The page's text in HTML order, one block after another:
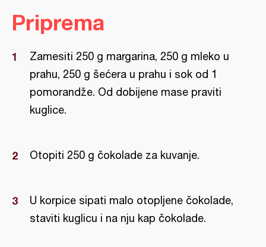
Priprema
Zamesiti 250 g margarina, 250 g mleko u
prahu, 250 g šećera u prahu i sok od 1
pomorandže. Od dobijene mase praviti
kuglice.
Otopiti 250 g čokolade za kuvanje.
U korpice sipati malo otopljene čokolade,
staviti kuglicu i na nju kap čokolade.